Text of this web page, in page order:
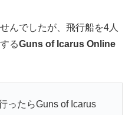
んでしたが、飛行船を4人
るGuns of Icarus Online
ったらGuns of Icarus